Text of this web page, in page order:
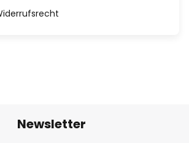
Newsletter